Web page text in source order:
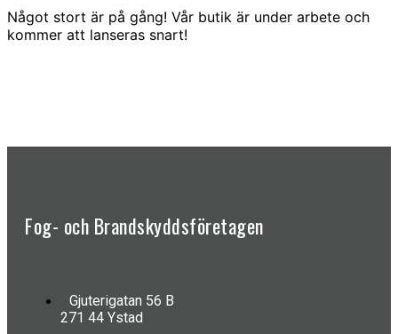
Något stort är på gång! Vår butik är under arbete och
kommer att lanseras snart!
Fog- och Brandskyddsföretagen
Gjuterigatan 56 B
271 44 Ystad